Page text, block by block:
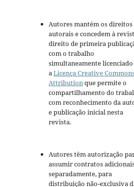
Autores mantém os direitos
autorais e concedem à
direito de primeira
com o trabalho
simultaneamente
aLicença Creative
Attributionque permite o
compartilhamento do
com reconhecimento da
e publicação inicial nesta
revista.
Autores têm autorização
assumir contratos
separadamente, para
distribuição não-exclusiva